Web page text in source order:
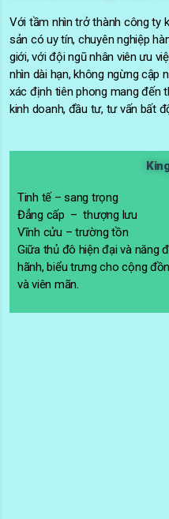
Với tầm nhìn trở thành công ty
sản có uy tín, chuyên nghiệp
giới, với đội ngũ nhân viên ưu
nhìn dài hạn, không ngừng cập
xác định tiên phong mang đến
kinh doanh, đầu tư, tư vấn bất
Tinh tế – sang trọng
Đẳng cấp – thượng lưu
Vĩnh cửu – trường tồn
Giữa thủ đô hiện đại và năng
hãnh, biểu trưng cho cộng
và viên mãn.